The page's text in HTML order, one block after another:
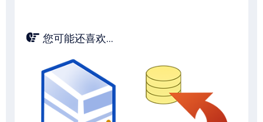
您可能还喜欢...